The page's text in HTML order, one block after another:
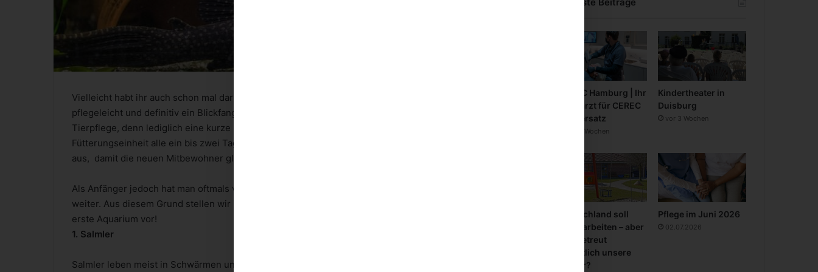
Vielleicht habt ihr auch schon mal darüber nachgedacht euch ein Aquarium anzuschaffen. Es ist
pflegeleicht und definitiv ein Blickfang in jedem Raum. Fische sind ideal für Anfänger in Sachen
Tierpflege, denn lediglich eine kurze
Fütterungseinheit alle ein bis zwei Tage und alle paar Wochen eine Reinigung des Beckens reichen
aus, damit die neuen Mitbewohner glücklich sind.
Als Anfänger jedoch hat man oftmals viele Fragen und weiß bei der Fischauswahl oftmals nicht
weiter. Aus diesem Grund stellen wir in diesem Artikel die 7 pflegeleichtesten Bewohner für das
erste Aquarium vor!
1. Salmler
Salmler leben meist in Schwärmen und haben eine besondere Fähigkeit Ihre Umgebung
CEREC Hamburg | Ihr
Zahnarzt für CEREC
Zahnersatz
vor 3 Wochen
Kindertheater in
Duisburg
vor 3 Wochen
Deutschland soll
mehr arbeiten – aber
wer betreut
eigentlich unsere
Kinder?
Pflege im Juni 2026
02.07.2026